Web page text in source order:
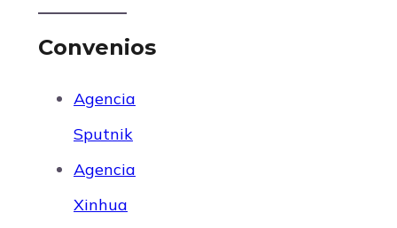
Convenios
Agencia
Sputnik
Agencia
Xinhua